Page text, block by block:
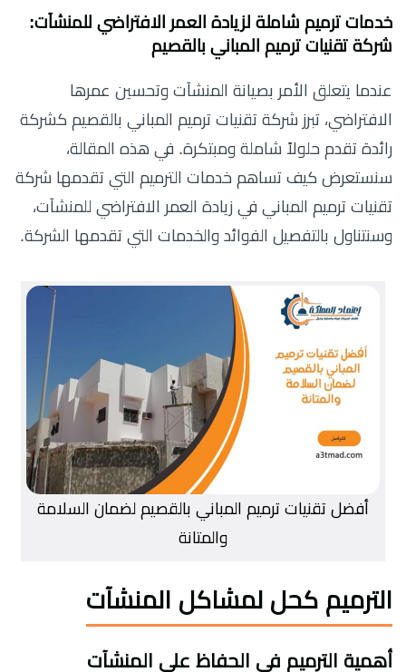
خدمات ترميم شاملة لزيادة العمر الافتراضي للمنشآت:
شركة تقنيات ترميم المباني بالقصيم
عندما يتعلق الأمر بصيانة المنشآت وتحسين عمرها
الافتراضي، تبرز شركة تقنيات ترميم المباني بالقصيم كشركة
رائدة تقدم حلولاً شاملة ومبتكرة. في هذه المقالة،
سنستعرض كيف تساهم خدمات الترميم التي تقدمها شركة
تقنيات ترميم المباني في زيادة العمر الافتراضي للمنشآت،
وسنتناول بالتفصيل الفوائد والخدمات التي تقدمها الشركة.
أفضل تقنيات ترميم المباني بالقصيم لضمان السلامة
والمتانة
الترميم كحل لمشاكل المنشآت
أهمية الترميم في الحفاظ على المنشآت